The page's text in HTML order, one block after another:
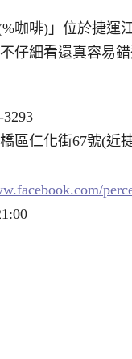
咖啡)」位於捷運
仔細看還真容易錯
區仁化街67號(近